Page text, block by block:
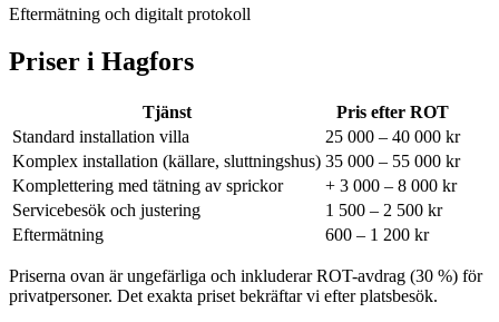
Eftermätning och digitalt protokoll
Priser i Hagfors
Tjänst
Pris efter ROT
Standard installation villa
25 000 – 40 000 kr
Komplex installation (källare, sluttningshus) 35 000 – 55 000 kr
Komplettering med tätning av sprickor
+ 3 000 – 8 000 kr
Servicebesök och justering
1 500 – 2 500 kr
Eftermätning
600 – 1 200 kr
Priserna ovan är ungefärliga och inkluderar ROT-avdrag (30 %) för
privatpersoner. Det exakta priset bekräftar vi efter platsbesök.